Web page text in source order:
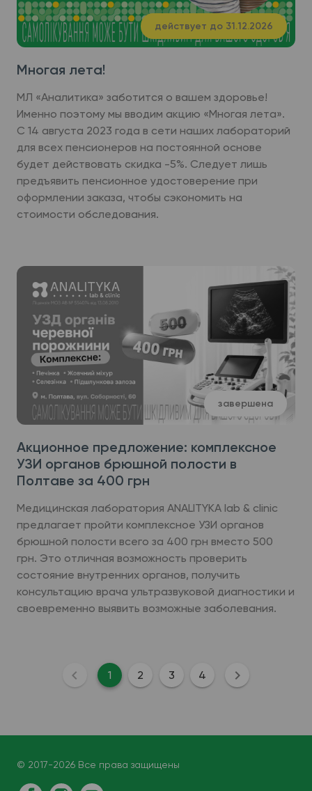
действует до 31.12.2026
Многая лета!
МЛ «Аналитика» заботится о вашем здоровье!
Именно поэтому мы вводим акцию «Многая лета».
С 14 августа 2023 года в сети наших лабораторий
для всех пенсионеров на постоянной основе
будет действовать скидка -5%. Следует лишь
предъявить пенсионное удостоверение при
оформлении заказа, чтобы сэкономить на
стоимости обследования.
завершена
Акционное предложение: комплексное
УЗИ органов брюшной полости в
Полтаве за 400 грн
Медицинская лаборатория ANALITYKA lab & clinic
предлагает пройти комплексное УЗИ органов
брюшной полости всего за 400 грн вместо 500
грн. Это отличная возможность проверить
состояние внутренних органов, получить
консультацию врача ультразвуковой диагностики и
своевременно выявить возможные заболевания.
1 2 3 4
© 2017-2026 Все права защищены